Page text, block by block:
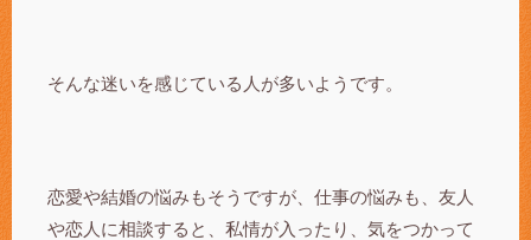
そんな迷いを感じている人が多いようです。
恋愛や結婚の悩みもそうですが、仕事の悩みも、友人
や恋人に相談すると、私情が入ったり、気をつかって